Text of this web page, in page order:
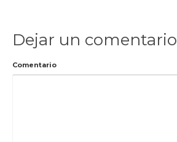
Dejar un comentario
Comentario